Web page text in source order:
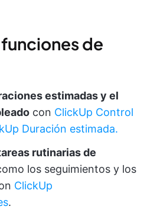
de
estimadas y el
con ClickUp Control
Duración estimada.
rutinarias de
los seguimientos y los
ClickUp
.